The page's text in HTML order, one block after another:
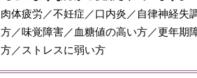
肉体疲労／不妊症／口内炎／自律神経失
方／味覚障害／血糖値の高い方／更年期
方／ストレスに弱い方